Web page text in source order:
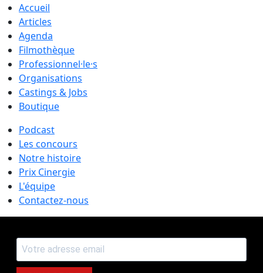
Accueil
Articles
Agenda
Filmothèque
Professionnel·le·s
Organisations
Castings & Jobs
Boutique
Podcast
Les concours
Notre histoire
Prix Cinergie
L'équipe
Contactez-nous